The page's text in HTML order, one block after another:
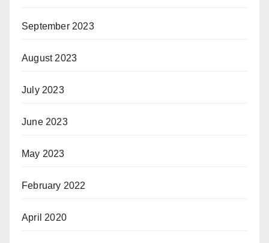
September 2023
August 2023
July 2023
June 2023
May 2023
February 2022
April 2020